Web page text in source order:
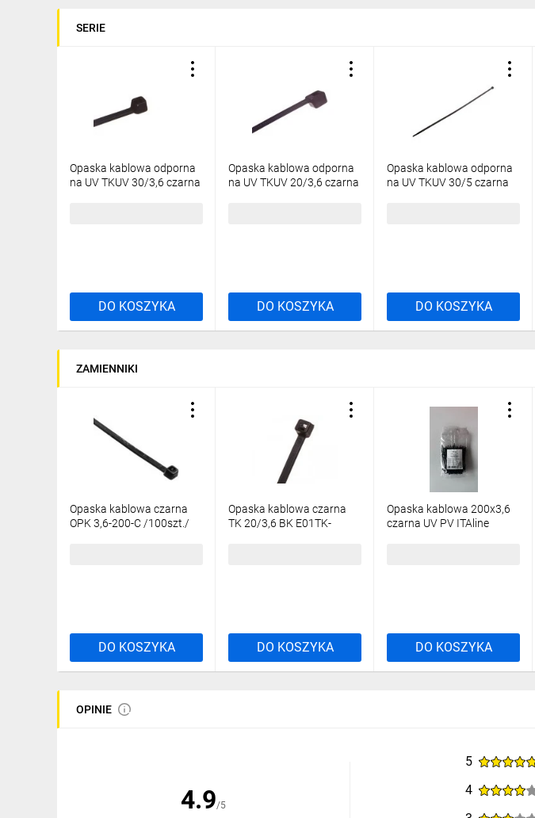
SERIE
Opaska kablowa odporna
na UV TKUV 30/3,6 czarna
DO KOSZYKA
Opaska kablowa odporna
na UV TKUV 20/3,6 czarna
DO KOSZYKA
Opaska kablowa odporna
na UV TKUV 30/5 czarna
DO KOSZYKA
ZAMIENNIKI
Opaska kablowa czarna
OPK 3,6-200-C /100szt./
DO KOSZYKA
Opaska kablowa czarna
TK 20/3,6 BK E01TK-
DO KOSZYKA
Opaska kablowa 200x3,6
czarna UV PV ITAline
DO KOSZYKA
OPINIE
4.9/5
5
4